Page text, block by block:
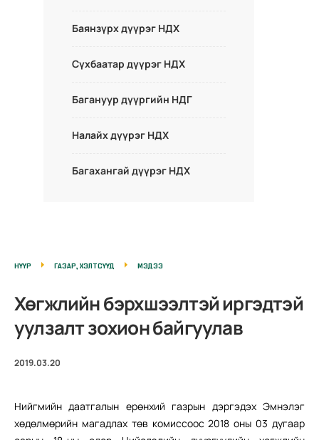
Баянзүрх дүүрэг НДХ
Сүхбаатар дүүрэг НДХ
Багануур дүүргийн НДГ
Налайх дүүрэг НДХ
Багахангай дүүрэг НДХ
НҮҮР ГАЗАР, ХЭЛТСҮҮД МЭДЭЭ
Хөгжлийн бэрхшээлтэй иргэдтэй
уулзалт зохион байгуулав
2019.03.20
Нийгмийн даатгалын ерөнхий газрын дэргэдэх Эмнэлэг
хөдөлмөрийн магадлах төв комиссоос 2018 оны 03 дугаар